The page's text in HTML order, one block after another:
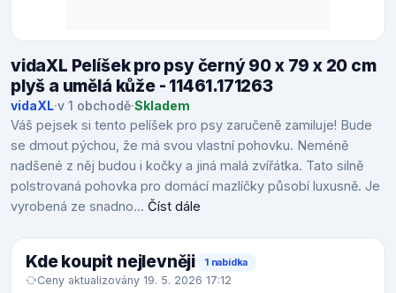
vidaXL Pelíšek pro psy černý 90 x 79 x 20 cm
plyš a umělá kůže - 11461.171263
vidaXL·v 1 obchodě·Skladem
Váš pejsek si tento pelíšek pro psy zaručeně zamiluje! Bude
se dmout pýchou, že má svou vlastní pohovku. Neméně
nadšené z něj budou i kočky a jiná malá zvířátka. Tato silně
polstrovaná pohovka pro domácí mazlíčky působí luxusně. Je
vyrobená ze snadno... Číst dále
Kde koupit nejlevněji 1 nabídka
Ceny aktualizovány 19. 5. 2026 17:12